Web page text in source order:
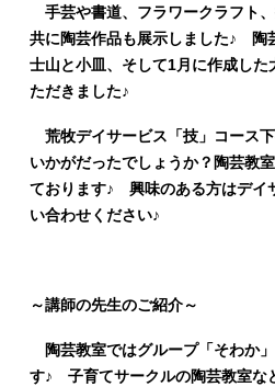
手芸や書道、フラワークラフト
共に陶芸作品も展示しました♪ 陶
士山と小皿、そして1月に作成し
ただきました♪
荒牧デイサービス「技」コース
いかがだったでしょうか？陶芸教
ております♪ 興味のある方はデイ
い合わせください♪
～講師の先生のご紹介～
陶芸教室ではグループ「そわか
す♪ 子育てサークルの陶芸教室な